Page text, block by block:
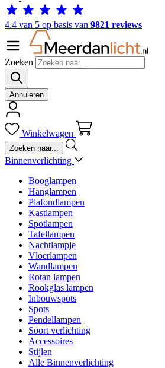
4.4 van 5 op basis van 9821 reviews
Zoeken
Annuleren
Winkelwagen
Binnenverlichting
Booglampen
Hanglampen
Plafondlampen
Kastlampen
Spotlampen
Tafellampen
Nachtlampje
Vloerlampen
Wandlampen
Rotan lampen
Rookglas lampen
Inbouwspots
Spots
Pendellampen
Soort verlichting
Accessoires
Stijlen
Alle Binnenverlichting